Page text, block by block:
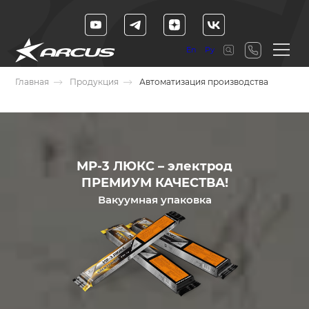
En Ру
Главная Продукция Автоматизация производства
МР-3 ЛЮКС – электрод
ПРЕМИУМ КАЧЕСТВА!
Вакуумная упаковка